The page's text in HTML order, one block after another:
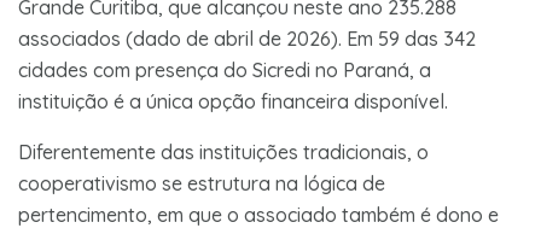
Grande Curitiba, que alcançou neste ano 235.288
associados (dado de abril de 2026). Em 59 das 342
cidades com presença do Sicredi no Paraná, a
instituição é a única opção financeira disponível.
Diferentemente das instituições tradicionais, o
cooperativismo se estrutura na lógica de
pertencimento, em que o associado também é dono e